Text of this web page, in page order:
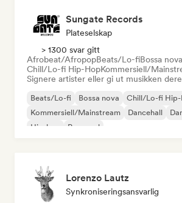
Sungate Records
Plateselskap
> 1300 svar gitt
Afrobeat/AfropopBeats/Lo-fiBossa nova
Chill/Lo-fi Hip-HopKommersiell/
Signere artister eller gi ut musikken
Beats/Lo-fi Bossa nova
Chill/Lo-fi Hip-
Kommersiell/Mainstream
Dancehall
Hip-hop
Pop-soul
Lorenzo Lautz
Synkroniseringsansvarlig